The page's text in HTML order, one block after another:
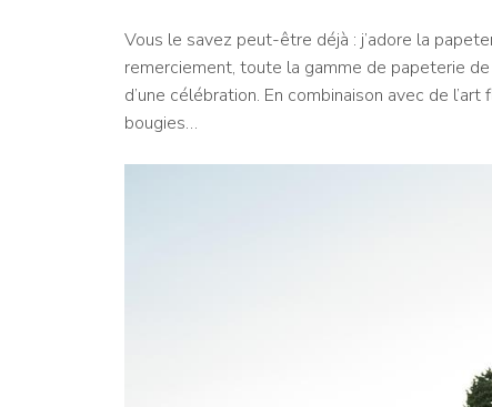
Vous le savez peut-être déjà : j’adore la
remerciement, toute la gamme de papeterie
d’une célébration. En combinaison avec de
bougies…